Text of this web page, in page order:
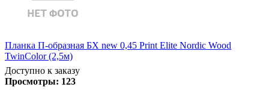
Планка П-образная БХ new 0,45 Print Elite Nordic Wood
TwinColor (2,5м)
Доступно к заказу
Просмотры: 123